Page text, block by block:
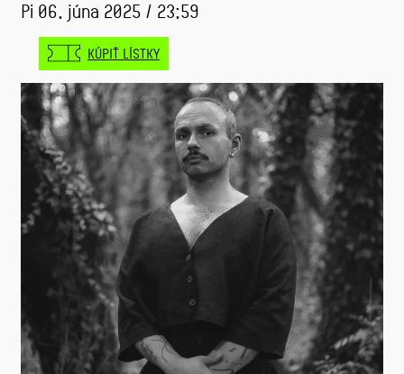
Pi 06. júna 2025 / 23:59
KÚPIŤ LÍSTKY